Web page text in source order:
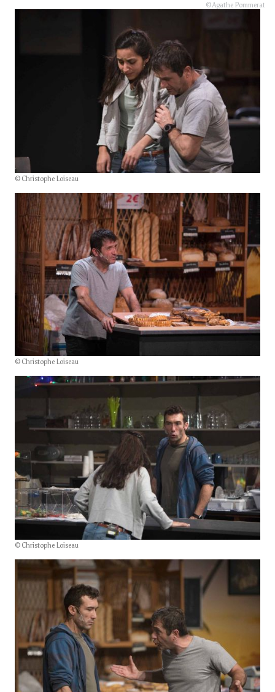
© Agathe Pommerat
© Christophe Loiseau
© Christophe Loiseau
© Christophe Loiseau